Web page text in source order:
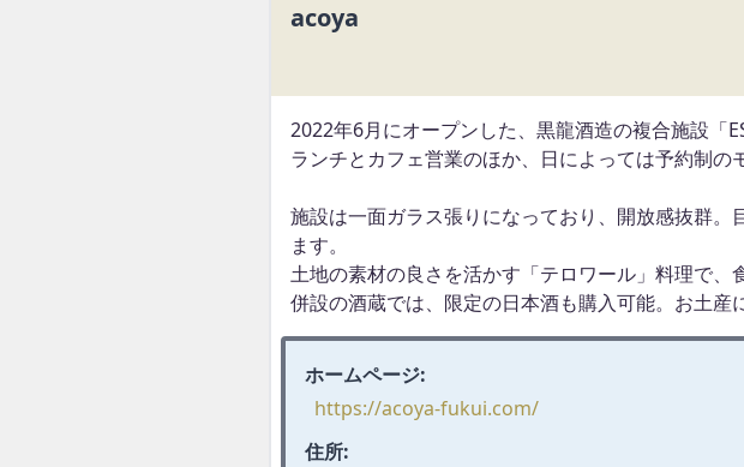
acoya
2022年6月にオープンした、黒龍酒造の複合施設「
ランチとカフェ営業のほか、日によっては予約制の
施設は一面ガラス張りになっており、開放感抜群
ます。
土地の素材の良さを活かす「テロワール」料理で、
併設の酒蔵では、限定の日本酒も購入可能。お土産
ホームページ:
https://acoya-fukui.com/
住所: